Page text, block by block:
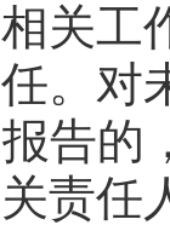
关工
。对
告的
责任